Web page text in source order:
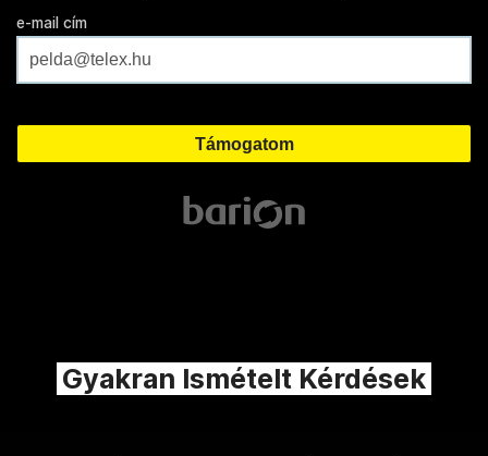
e-mail cím
Gyakran Ismételt Kérdések